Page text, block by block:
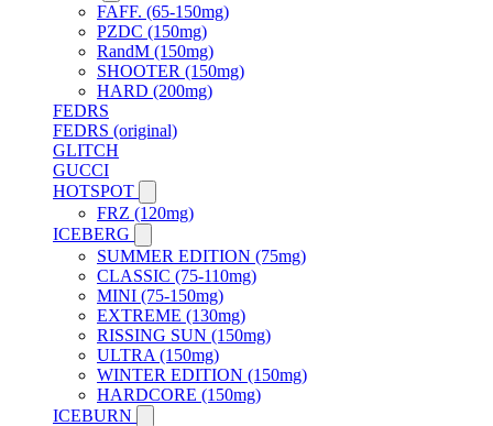
FAFF. (65-150mg)
PZDC (150mg)
RandM (150mg)
SHOOTER (150mg)
HARD (200mg)
FEDRS
FEDRS (original)
GLITCH
GUCCI
HOTSPOT
FRZ (120mg)
ICEBERG
SUMMER EDITION (75mg)
CLASSIC (75-110mg)
MINI (75-150mg)
EXTREME (130mg)
RISSING SUN (150mg)
ULTRA (150mg)
WINTER EDITION (150mg)
HARDCORE (150mg)
ICEBURN